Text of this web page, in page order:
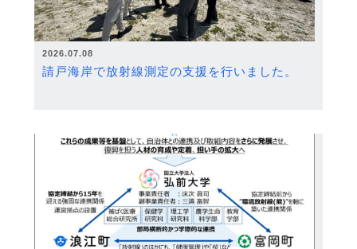
2026.07.08
請戸海岸で放射線測定の支援を行いました。